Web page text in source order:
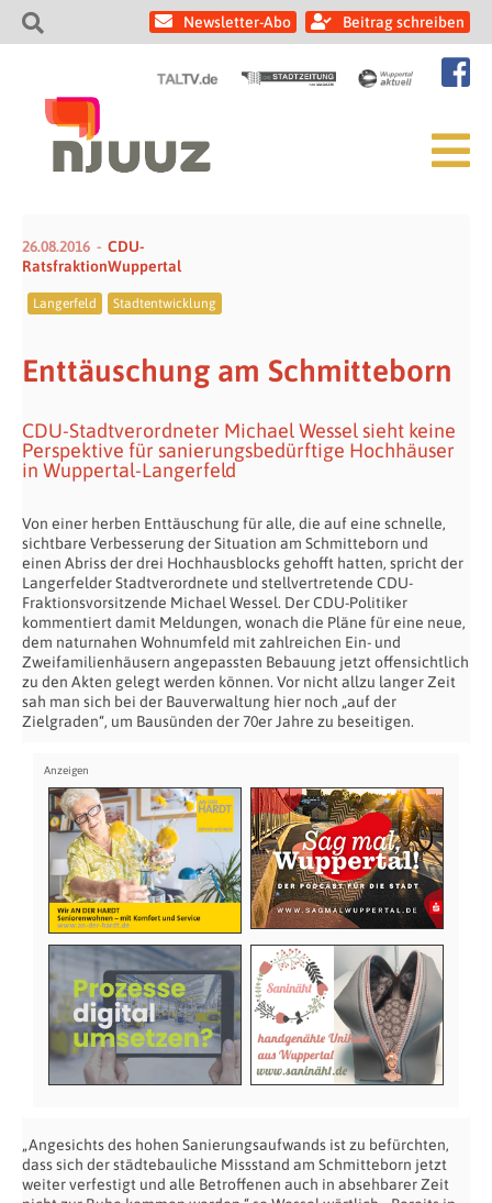
Newsletter-Abo Beitrag schreiben
26.08.2016
CDU-
RatsfraktionWuppertal
Langerfeld Stadtentwicklung
Enttäuschung am Schmitteborn
CDU-Stadtverordneter Michael Wessel sieht keine
Perspektive für sanierungsbedürftige Hochhäuser
in Wuppertal-Langerfeld
Von einer herben Enttäuschung für alle, die auf eine schnelle,
sichtbare Verbesserung der Situation am Schmitteborn und
einen Abriss der drei Hochhausblocks gehofft hatten, spricht der
Langerfelder Stadtverordnete und stellvertretende CDU-
Fraktionsvorsitzende Michael Wessel. Der CDU-Politiker
kommentiert damit Meldungen, wonach die Pläne für eine neue,
dem naturnahen Wohnumfeld mit zahlreichen Ein- und
Zweifamilienhäusern angepassten Bebauung jetzt offensichtlich
zu den Akten gelegt werden können. Vor nicht allzu langer Zeit
sah man sich bei der Bauverwaltung hier noch „auf der
Zielgraden“, um Bausünden der 70er Jahre zu beseitigen.
„Angesichts des hohen Sanierungsaufwands ist zu befürchten,
dass sich der städtebauliche Missstand am Schmitteborn jetzt
weiter verfestigt und alle Betroffenen auch in absehbarer Zeit